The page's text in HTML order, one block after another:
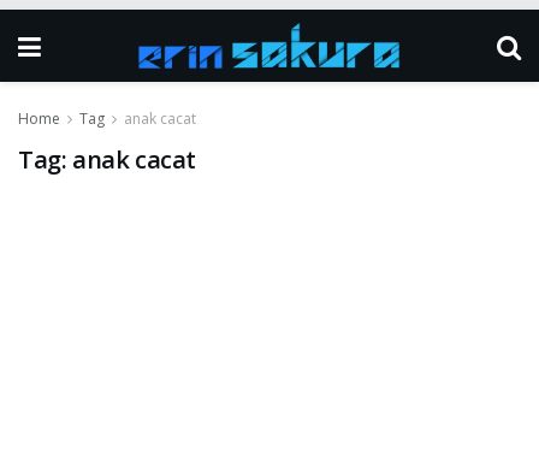
Home Tag anak cacat
Tag: anak cacat